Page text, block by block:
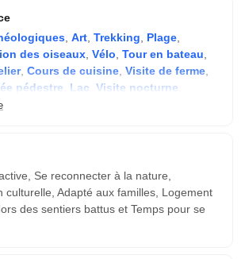
Art Trekking Plage
des oiseaux Vélo Tour en bateau
, Cours de cuisine Visite de ferme
pédestre
Lac Visite nocturne
familial
Se reconnecter à la nature,
culturelle, Adapté aux familles, Logement
des sentiers battus et Temps pour se